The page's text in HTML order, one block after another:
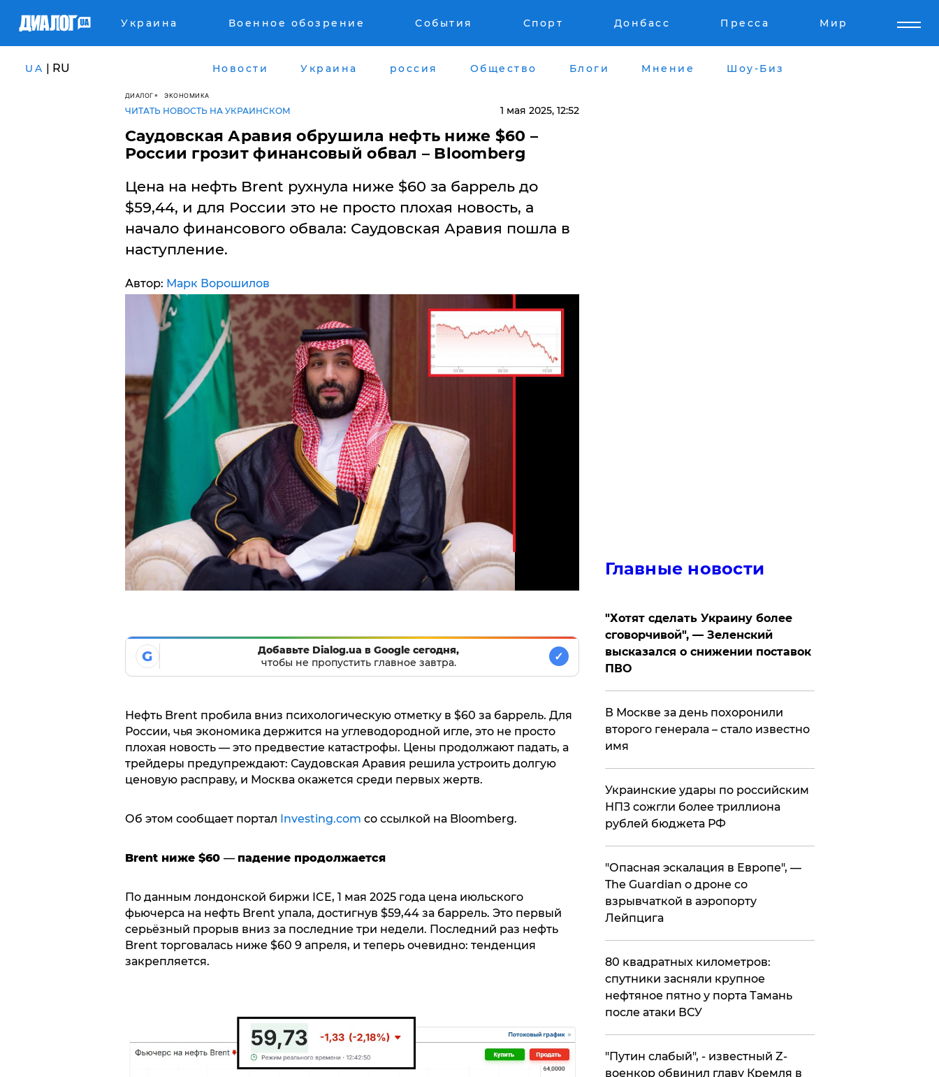
Украина Военное обозрение События Спорт Донбасс Пресса Мир
UA | RU Новости Украина россия Общество Блоги Мнение Шоу-Биз
ДИАЛОГ ЭКОНОМИКА
ЧИТАТЬ НОВОСТЬ НА УКРАИНСКОМ 1 мая 2025, 12:52
Саудовская Аравия обрушила нефть ниже $60 –
России грозит финансовый обвал – Bloomberg
Цена на нефть Brent рухнула ниже $60 за баррель до
$59,44, и для России это не просто плохая новость, а
начало финансового обвала: Саудовская Аравия пошла в
наступление.
Автор: Марк Ворошилов
G
Добавьте Dialog.ua в Google сегодня,
чтобы не пропустить главное завтра.
✓
Нефть Brent пробила вниз психологическую отметку в $60 за баррель. Для
России, чья экономика держится на углеводородной игле, это не просто
плохая новость — это предвестие катастрофы. Цены продолжают падать, а
трейдеры предупреждают: Саудовская Аравия решила устроить долгую
ценовую расправу, и Москва окажется среди первых жертв.
Об этом сообщает портал Investing.com со ссылкой на Bloomberg.
Brent ниже $60 — падение продолжается
По данным лондонской биржи ICE, 1 мая 2025 года цена июльского
фьючерса на нефть Brent упала, достигнув $59,44 за баррель. Это первый
серьёзный прорыв вниз за последние три недели. Последний раз нефть
Brent торговалась ниже $60 9 апреля, и теперь очевидно: тенденция
закрепляется.
Главные новости
​"Хотят сделать Украину более
сговорчивой", — Зеленский
высказался о снижении поставок
ПВО
В Москве за день похоронили
второго генерала – стало известно
имя
Украинские удары по российским
НПЗ сожгли более триллиона
рублей бюджета РФ
"Опасная эскалация в Европе", —
The Guardian о дроне со
взрывчаткой в аэропорту
Лейпцига
80 квадратных километров:
спутники засняли крупное
нефтяное пятно у порта Тамань
после атаки ВСУ
​"Путин слабый", - известный Z-
военкор обвинил главу Кремля в